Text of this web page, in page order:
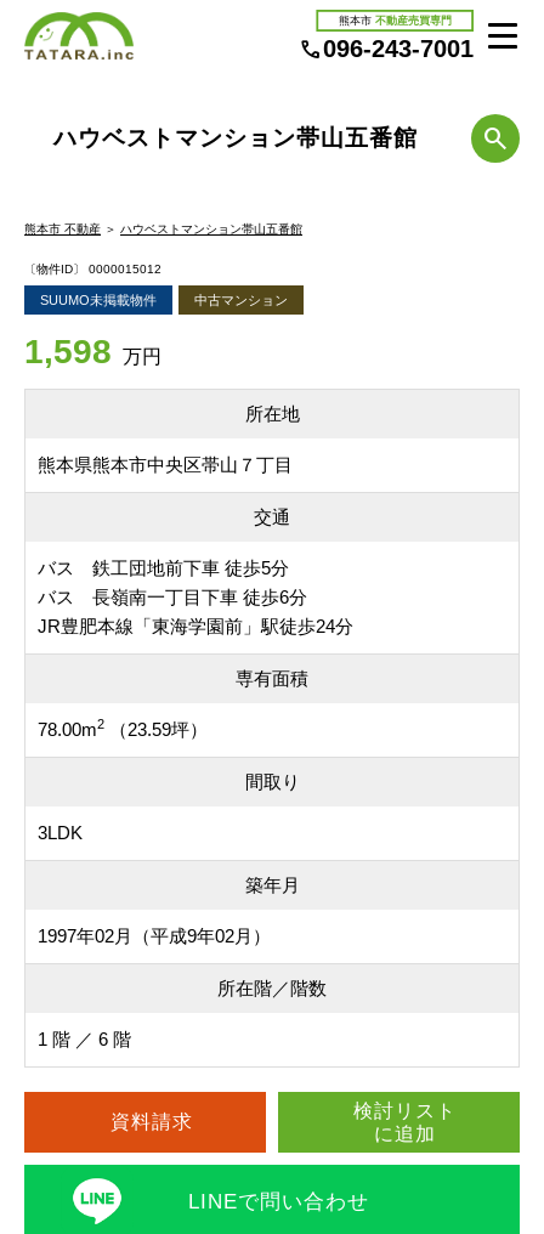
熊本市 不動産売買専門
096-243-7001
ハウベストマンション帯山五番館
熊本市 不動産 ＞ ハウベストマンション帯山五番館
〔物件ID〕 0000015012
SUUMO未掲載物件 中古マンション
1,598 万円
所在地
熊本県熊本市中央区帯山７丁目
交通
バス 鉄工団地前下車 徒歩5分
バス 長嶺南一丁目下車 徒歩6分
JR豊肥本線「東海学園前」駅徒歩24分
専有面積
78.00m2 （23.59坪）
間取り
3LDK
築年月
1997年02月（平成9年02月）
所在階／階数
1 階 ／ 6 階
資料請求
検討リスト
に追加
LINEで問い合わせ